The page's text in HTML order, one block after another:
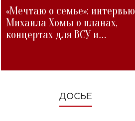
«Мечтаю о семье»: интервью
Михаила Хомы о планах,
концертах для ВСУ и
ДОСЬЕ